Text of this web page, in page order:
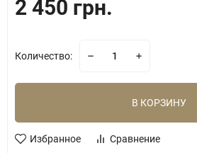
2 450 грн.
Количество:
В КОРЗИНУ
Избранное Сравнение